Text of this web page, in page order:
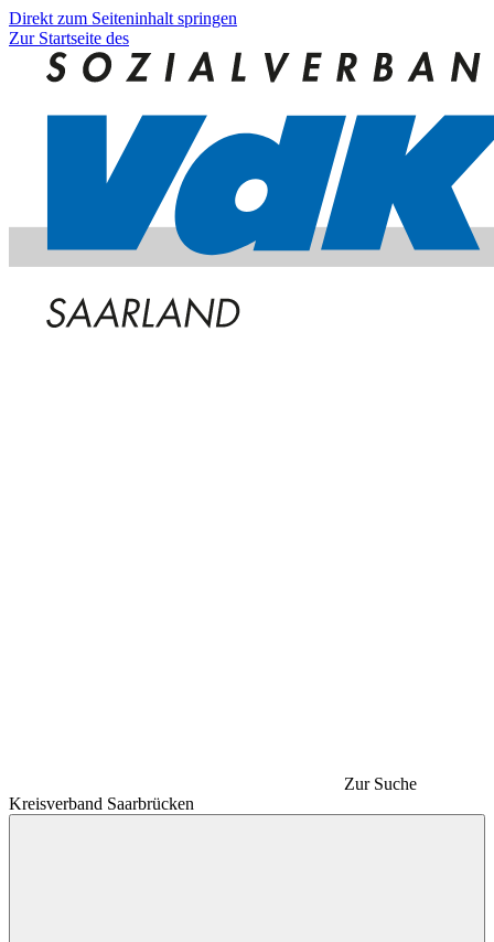
Direkt zum Seiteninhalt springen
Zur Startseite des
Zur Suche
Kreisverband Saarbrücken